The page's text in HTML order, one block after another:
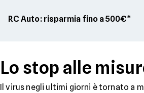
RC Auto: risparmia fino a 500€*
Lo stop alle
Il virus negli ultimi giorni è tornato a